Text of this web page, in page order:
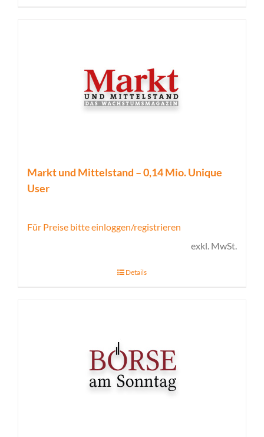
Markt und Mittelstand – 0,14 Mio. Unique
User
Für Preise bitte einloggen/registrieren
exkl. MwSt.
Details